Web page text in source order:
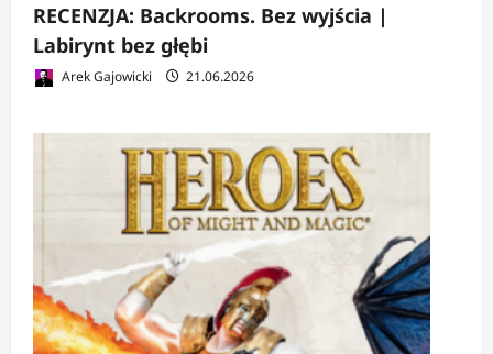
RECENZJA: Backrooms. Bez wyjścia |
Labirynt bez głębi
Arek Gajowicki 21.06.2026